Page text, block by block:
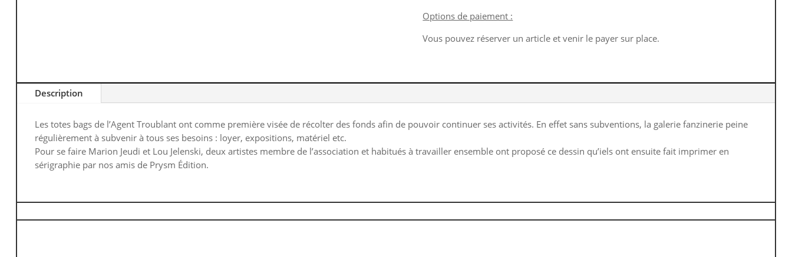
Options de paiement :
Vous pouvez réserver un article et venir le payer sur place.
Description
Les totes bags de l’Agent Troublant ont comme première visée de récolter des fonds afin de pouvoir continuer ses activités. En effet sans subventions, la galerie fanzinerie peine
régulièrement à subvenir à tous ses besoins : loyer, expositions, matériel etc.
Pour se faire Marion Jeudi et Lou Jelenski, deux artistes membre de l’association et habitués à travailler ensemble ont proposé ce dessin qu’iels ont ensuite fait imprimer en
sérigraphie par nos amis de Prysm Édition.